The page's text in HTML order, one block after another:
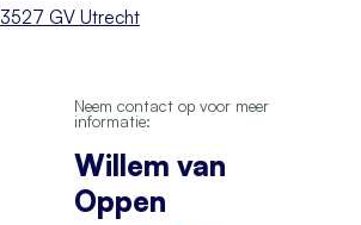
3527 GV Utrecht
Neem contact op voor meer
informatie:
Willem van
Oppen